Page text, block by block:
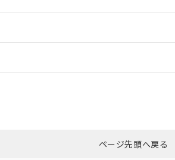
ダウンロードはこちらページ先頭へ戻る